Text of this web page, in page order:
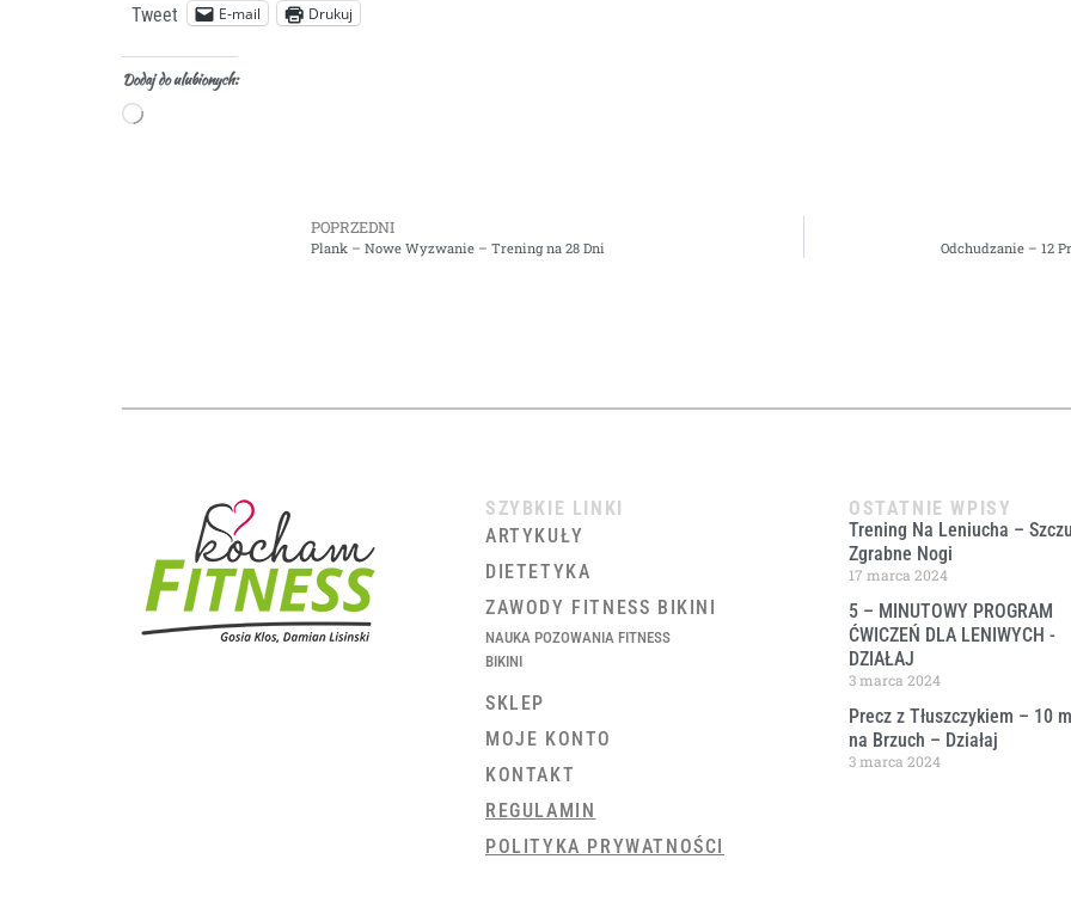
Tweet E-mail Drukuj
Dodaj do ulubionych:
POPRZEDNI
Plank – Nowe Wyzwanie – Trening na 28 Dni Odchudzanie – 12
SZYBKIE LINKI
ARTYKUŁY
DIETETYKA
ZAWODY FITNESS BIKINI
NAUKA POZOWANIA FITNESS
BIKINI
SKLEP
MOJE KONTO
KONTAKT
REGULAMIN
POLITYKA PRYWATNOŚCI
OSTATNIE WPISY
Trening Na Leniucha –
Zgrabne Nogi
17 marca 2024
5 – MINUTOWY PROGRAM
ĆWICZEŃ DLA LENIWYCH ​-
DZIAŁAJ
3 marca 2024
Precz z Tłuszczykiem – 10
na Brzuch – Działaj
3 marca 2024